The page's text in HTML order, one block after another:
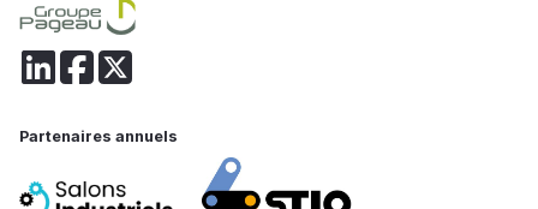
Partenaires annuels